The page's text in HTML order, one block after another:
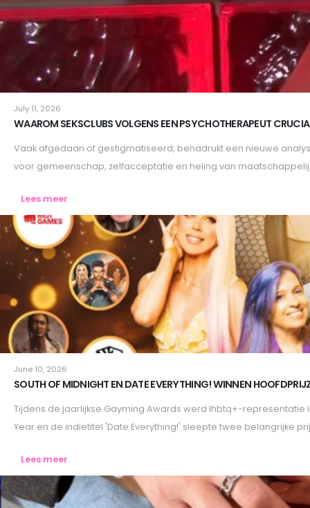
Lifestyle
July 11, 2026
WAAROM SEKSCLUBS VOLGENS EEN PSYCHOTHERAPEUT
Vaak afgedaan of gestigmatiseerd, benadrukt een nieuwe
voor gemeenschap, zelfacceptatie en heling van
Lees meer
Lifestyle
June 10, 2026
SOUTH OF MIDNIGHT EN DATE EVERYTHING! WINNEN
Tijdens de jaarlijkse Gayming Awards werd lhbtq+-
Year en de indietitel 'Date Everything!' sleepte twee belangrijke
Lees meer